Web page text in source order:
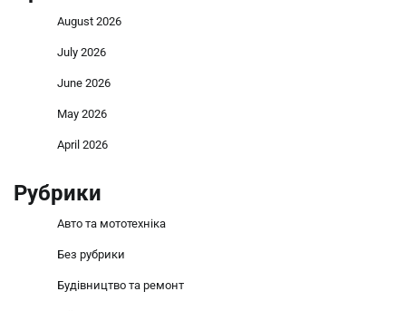
August 2026
July 2026
June 2026
May 2026
April 2026
Рубрики
Авто та мототехніка
Без рубрики
Будівництво та ремонт